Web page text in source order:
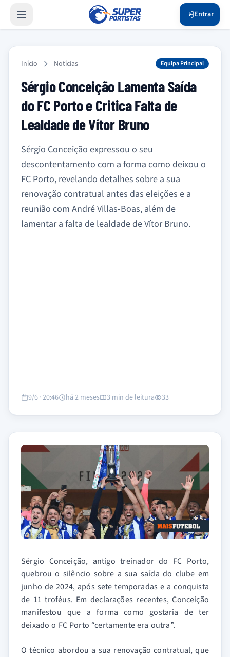
Entrar
Início Notícias Equipa Principal
Sérgio Conceição Lamenta Saída
do FC Porto e Critica Falta de
Lealdade de Vítor Bruno
Sérgio Conceição expressou o seu
descontentamento com a forma como deixou o
FC Porto, revelando detalhes sobre a sua
renovação contratual antes das eleições e a
reunião com André Villas-Boas, além de
lamentar a falta de lealdade de Vítor Bruno.
9/6 · 20:46 há 2 meses 3 min de leitura 33
Sérgio Conceição, antigo treinador do FC Porto,
quebrou o silêncio sobre a sua saída do clube em
junho de 2024, após sete temporadas e a conquista
de 11 troféus. Em declarações recentes, Conceição
manifestou que a forma como gostaria de ter
deixado o FC Porto “certamente era outra”.
O técnico abordou a sua renovação contratual, que